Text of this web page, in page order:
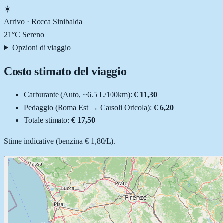
☀️
Arrivo · Rocca Sinibalda
21°C Sereno
Opzioni di viaggio
Costo stimato del viaggio
Carburante (Auto, ~6.5 L/100km): € 11,30
Pedaggio (Roma Est →Carsoli Oricola): € 6,20
Totale stimato:€ 17,50
Stime indicative (benzina € 1,80/L).